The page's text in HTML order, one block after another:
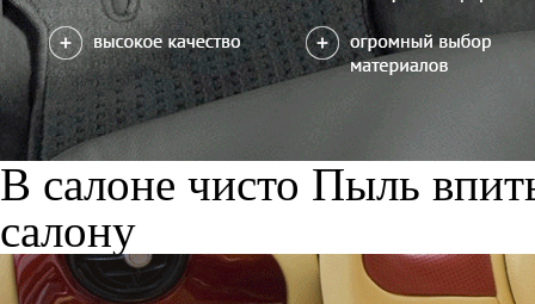
В салоне чисто Пыль
салону